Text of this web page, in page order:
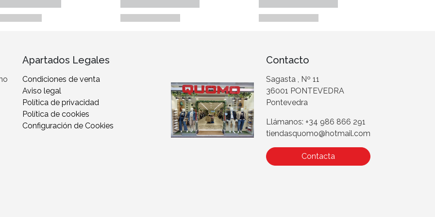
Apartados Legales
Condiciones de venta
Aviso legal
Política de privacidad
Política de cookies
Configuración de Cookies
Contacto
Sagasta , Nº 11
36001 PONTEVEDRA
Pontevedra
Llámanos: +34 986 866 291
tiendasquomo@hotmail.com
Contacta